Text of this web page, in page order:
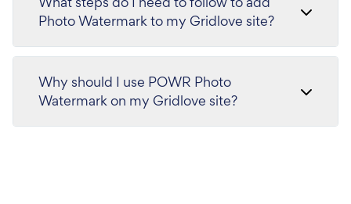
Photo Watermark to my Gridlove site?
Why should I use POWR Photo
Watermark on my Gridlove site?